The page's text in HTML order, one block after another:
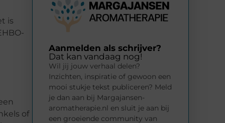
is
of
Aanmelden als schrijver?
Dat kan vandaag nog!
Wil jij jouw verhaal delen?
Inzichten, inspiratie of gewoon een
mooi stukje tekst publiceren? Meld
je dan aan bij Margajansen-
aromatherapie.nl en sluit je aan bij
een groeiende community van